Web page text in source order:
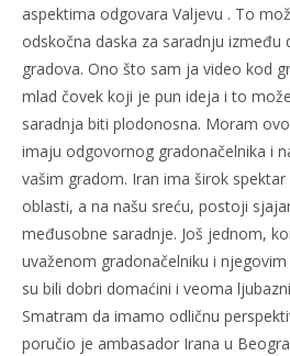
aspektima odgovara Valjevu . To
odskočna daska za saradnju između
gradova. Ono što sam ja video kod
mlad čovek koji je pun ideja i to
saradnja biti plodonosna. Moram
imaju odgovornog gradonačelnika i
vašim gradom. Iran ima širok
oblasti, a na našu sreću, postoji
međusobne saradnje. Još jednom,
uvaženom gradonačelniku i
su bili dobri domaćini i veoma
Smatram da imamo odličnu
poručio je ambasador Irana u